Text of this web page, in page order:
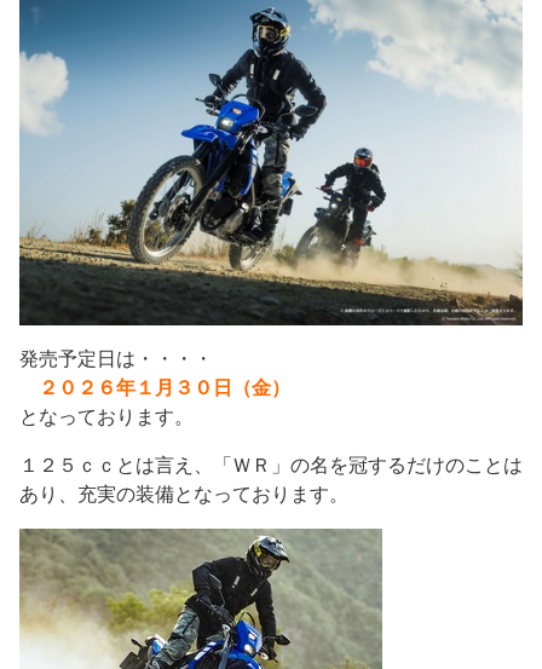
発売予定日は・・・・
２０２６年１月３０日（金）
となっております。
１２５ｃｃとは言え、「ＷＲ」の名を冠するだけのことは
あり、充実の装備となっております。